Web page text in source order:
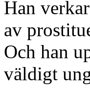
Han
av
Och han
väldigt